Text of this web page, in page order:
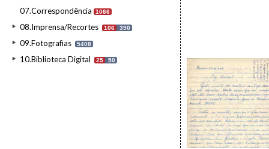
07.Correspondência 1066
08.Imprensa/Recortes 106 390
09.Fotografias 5408
10.Biblioteca Digital 25 50